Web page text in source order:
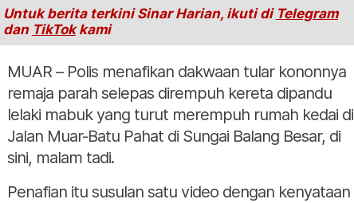
Untuk berita terkini Sinar Harian, ikuti di Telegram
dan TikTokkami
MUAR – Polis menafikan dakwaan tular kononnya
remaja parah selepas dirempuh kereta dipandu
lelaki mabuk yang turut merempuh rumah kedai di
Jalan Muar-Batu Pahat di Sungai Balang Besar, di
sini, malam tadi.
Penafian itu susulan satu video dengan kenyataan